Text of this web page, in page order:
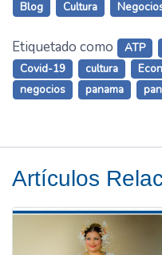
Blog Cultura
Etiquetado como ATP
Covid-19
cultura
negocios
panama
Artículos